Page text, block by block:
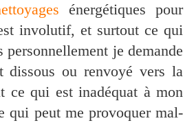
énergétiques pour
involutif, et surtout ce qui
je demande
dissous ou renvoyé vers la
ce qui est inadéquat à mon
qui peut me provoquer mal-